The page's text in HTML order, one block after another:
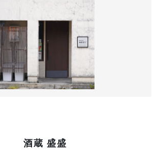
酒蔵 盛盛